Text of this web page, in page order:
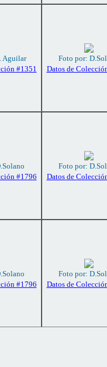
Aguilar
#1351
Foto por:
Datos de
#1796
Foto por:
Datos de
#1796
Foto por:
Datos de